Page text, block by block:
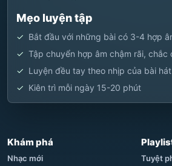
Mẹo luyện tập
Bắt đầu với những bài có 3-4 hợp
Tập chuyển hợp âm chậm rãi, chắc
Luyện đều tay theo nhịp của bài hát
Kiên trì mỗi ngày 15-20 phút
Khám phá
Nhạc mới
Tuyệt